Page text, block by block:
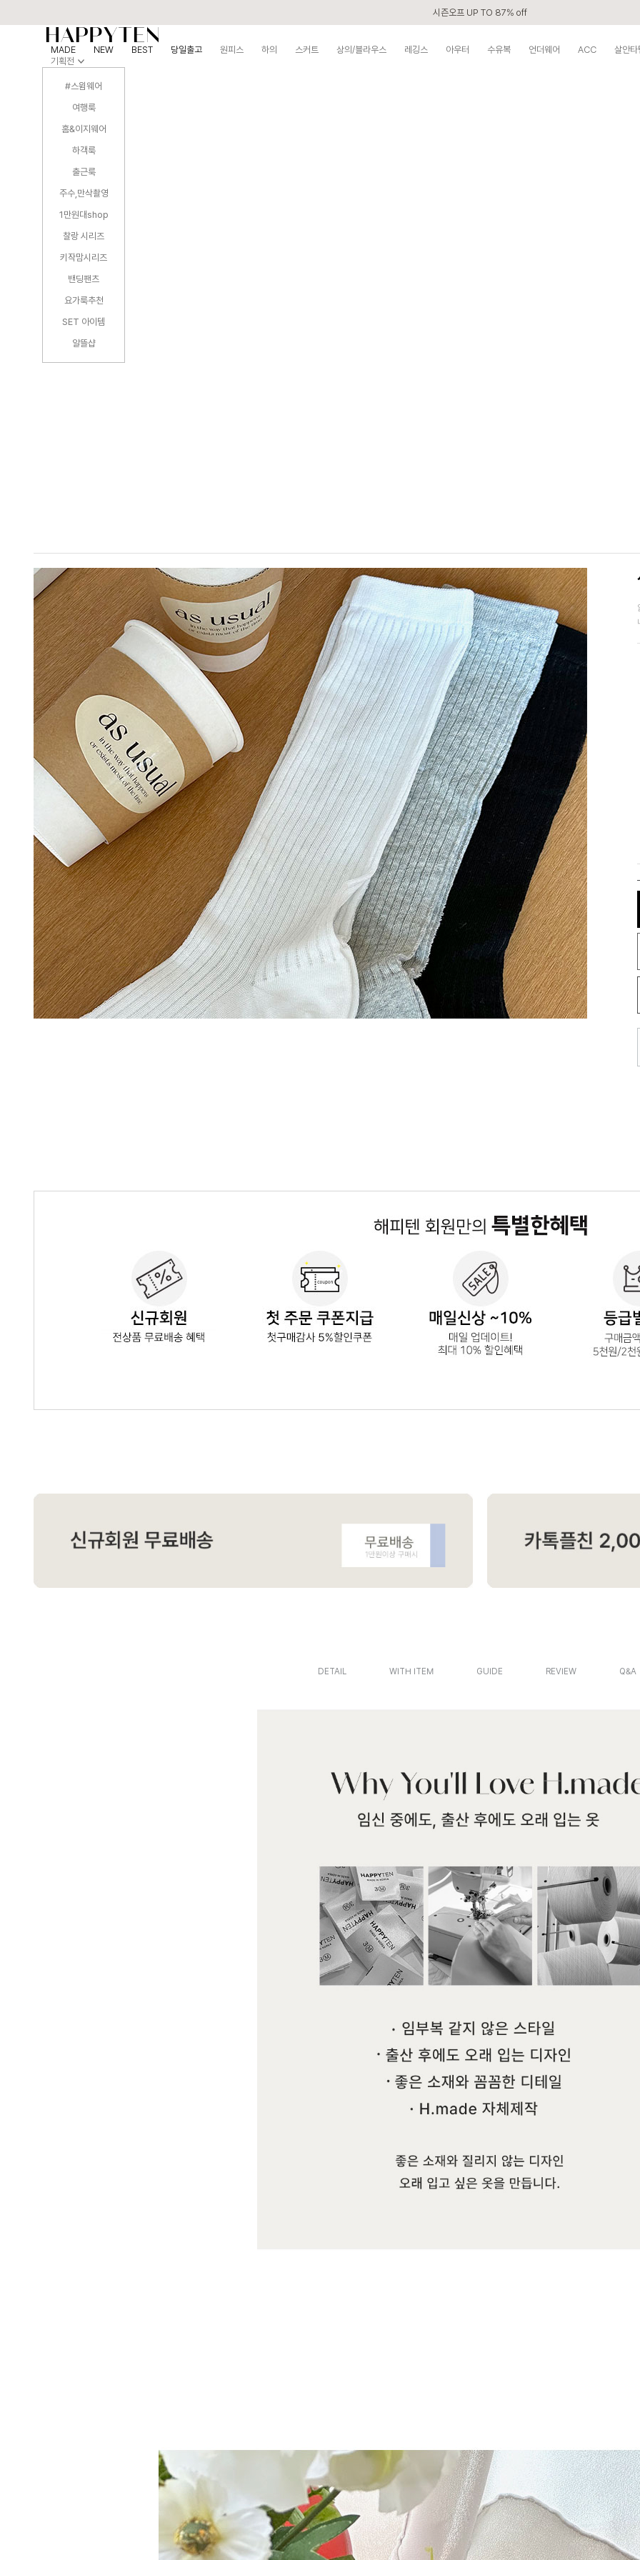
시즌오프 UP TO 87% off
MADE NEW BEST 당일출고 원피스 하의 스커트 상의/블라우스 레깅스 아우터 수유복 언더웨어 ACC
살안
기획전
#스윔웨어
여행룩
홈&이지웨어
하객룩
출근룩
주수,만삭촬영
1만원대shop
찰랑 시리즈
키작맘시리즈
밴딩팬츠
요가룩추천
SET 아이템
알뜰샵
DETAIL WITH ITEM GUIDE REVIEW Q&A